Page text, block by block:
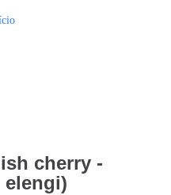
cherry -
elengi)